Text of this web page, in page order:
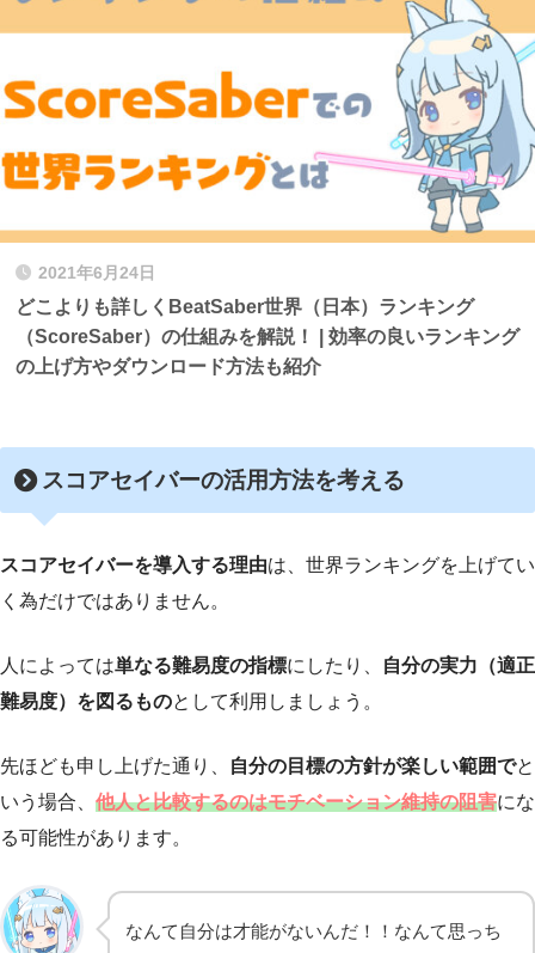
2021年6月24日
どこよりも詳しくBeatSaber世界（日本）ランキング
（ScoreSaber）の仕組みを解説！ | 効率の良いランキング
の上げ方やダウンロード方法も紹介
スコアセイバーの活用方法を考える
スコアセイバーを導入する理由は、世界ランキングを上げてい
く為だけではありません。
人によっては単なる難易度の指標にしたり、
自分の実力（適正
難易度）を図るものとして利用しましょう。
先ほども申し上げた通り、 自分の目標の方針が楽しい範囲でと
いう場合、 他人と比較するのはモチベーション維持の阻害にな
る可能性があります。
なんて自分は才能がないんだ！！なんて思っち